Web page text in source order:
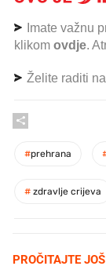
Imate važnu
klikom ovdje.
Želite raditi
#prehrana
# zdravlje crijeva
PROČITAJTE JOŠ